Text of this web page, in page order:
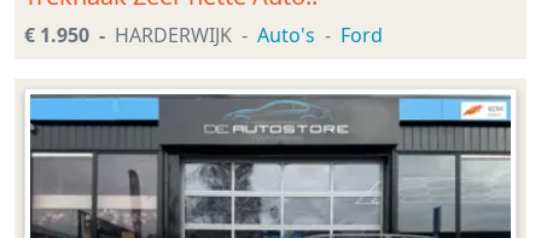
€ 1.950 HARDERWIJK Auto's Ford